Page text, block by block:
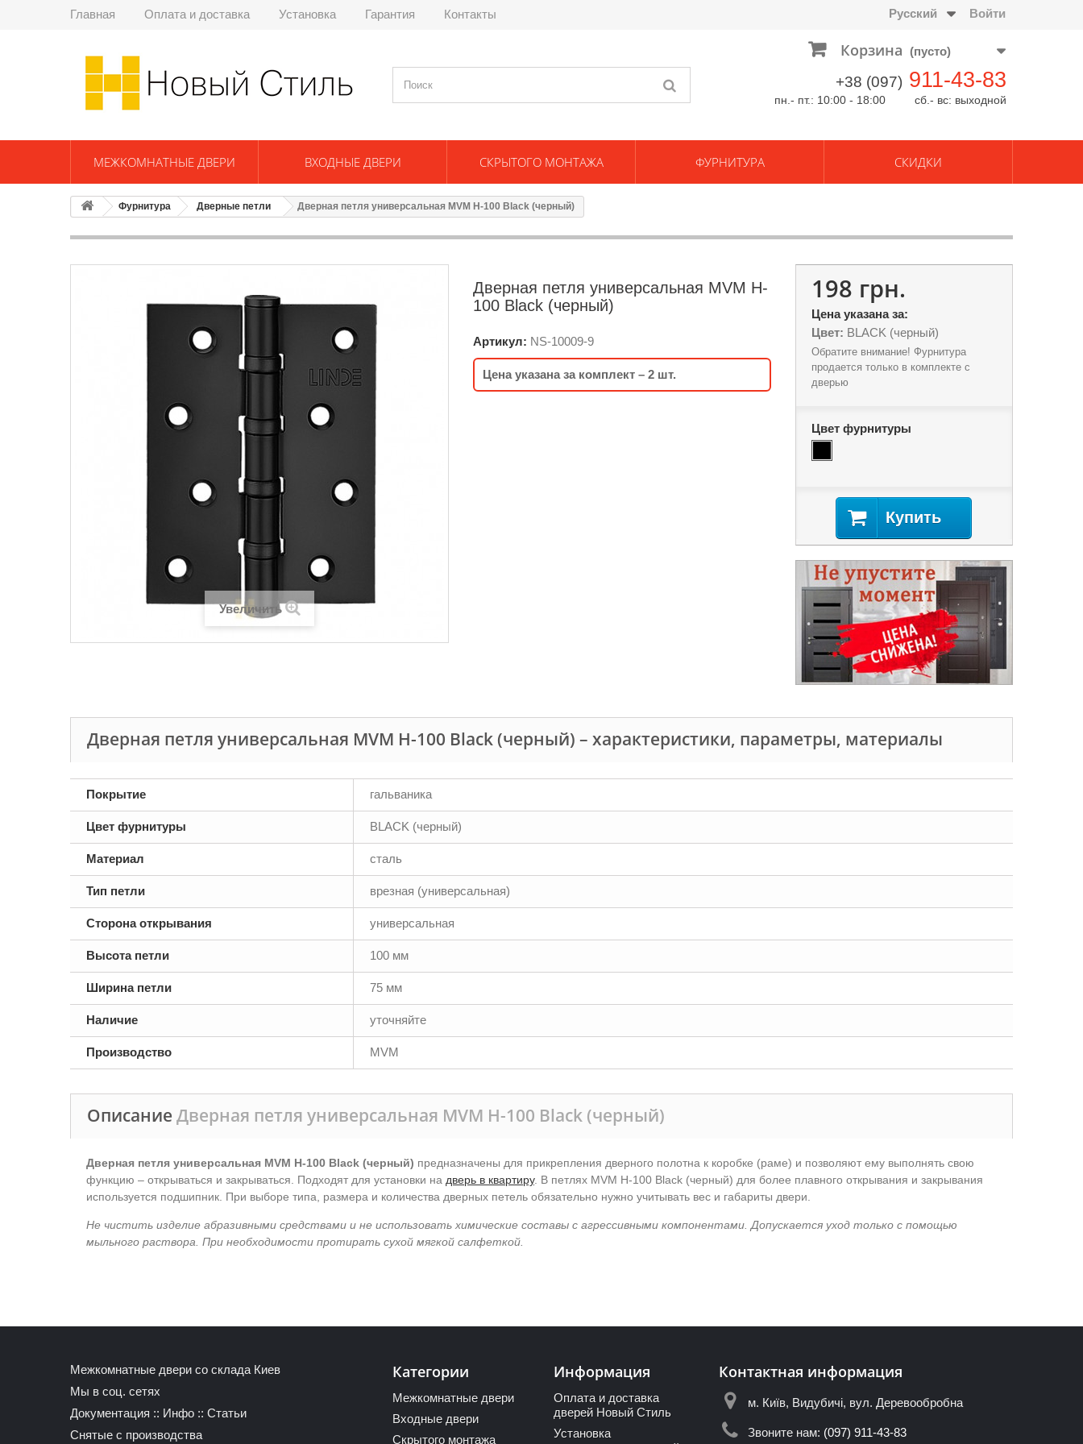
Главная Оплата и доставка Установка Гарантия Контакты Войти
Русский
Корзина (пусто)
+38 (097) 911-43-83
пн.- пт.: 10:00 - 18:00 сб.- вс: выходной
МЕЖКОМНАТНЫЕ ДВЕРИ ВХОДНЫЕ ДВЕРИ СКРЫТОГО МОНТАЖА ФУРНИТУРА СКИДКИ
Фурнитура Дверные петли Дверная петля универсальная MVM H-100 Black (черный)
Увеличить
Дверная петля универсальная MVM H-
100 Black (черный)
Артикул: NS-10009-9
Цена указана за комплект – 2 шт.
198 грн.
Цена указана за:
Цвет: BLACK (черный)
Обратите внимание! Фурнитура
продается только в комплекте с
дверью
Цвет фурнитуры
Купить
Дверная петля универсальная MVM H-100 Black (черный) – характеристики, параметры, материалы
Покрытие гальваника
Цвет фурнитуры BLACK (черный)
Материал сталь
Тип петли врезная (универсальная)
Сторона открывания универсальная
Высота петли 100 мм
Ширина петли 75 мм
Наличие уточняйте
Производство MVM
Описание Дверная петля универсальная MVM H-100 Black (черный)
Дверная петля универсальная MVM H-100 Black (черный) предназначены для прикрепления дверного полотна к коробке (раме) и позволяют ему выполнять свою
функцию – открываться и закрываться. Подходят для установки на дверь в квартиру. В петлях MVM H-100 Black (черный) для более плавного открывания и закрывания
используется подшипник. При выборе типа, размера и количества дверных петель обязательно нужно учитывать вес и габариты двери.
Не чистить изделие абразивными средствами и не использовать химические составы с агрессивными компонентами. Допускается уход только с помощью
мыльного раствора. При необходимости протирать сухой мягкой салфеткой.
Межкомнатные двери со склада Киев
Мы в соц. сетях
Документация :: Инфо :: Статьи
Снятые с производства
Категории
Межкомнатные двери
Входные двери
Скрытого монтажа
Информация
Оплата и доставка
дверей Новый Стиль
Установка
Контактная информация
м. Київ, Видубичі, вул. Деревообробна
Звоните нам: (097) 911-43-83